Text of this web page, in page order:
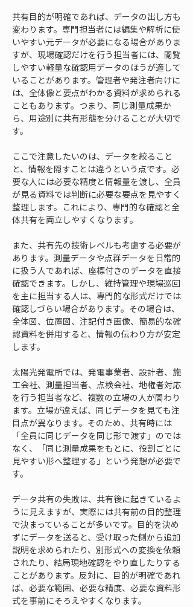
共有目的が明確であれば、データの出し方も
変わります。専門担当者には編集や解析に使
いやすい元データが必要になる場合がありま
すが、現場確認だけを行う担当者には、閲覧
しやすい軽量な確認用データのほうが適して
いることがあります。管理者や発注者向けに
は、全体像と要点がわかる資料が求められる
こともあります。つまり、同じ測量成果か
ら、用途別に共有形態を分けることが大切で
す。
ここで注意したいのは、データを絞ること
と、情報を隠すことは違うという点です。必
要な人には必要な精度と情報量を渡し、全員
が見る資料では判断に必要な要点を見やすく
整理します。これにより、専門的な確認と全
体共有を両立しやすくなります。
また、共有先の技術レベルも考慮する必要が
あります。測量データや点群データを日常的
に扱う人であれば、座標付きのデータを直接
確認できます。しかし、維持管理や現場巡回
を主に担当する人は、専門的な形式だけでは
確認しづらい場合があります。その場合は、
全体図、位置図、注記付き画像、簡易的な確
認資料を併用すると、情報の伝わり方が安定
します。
太陽光発電所では、発電事業者、設計者、施
工会社、測量担当者、点検会社、地権者対応
を行う担当者など、複数の立場の人が関わり
ます。立場が違えば、同じデータを見ても注
目点が異なります。そのため、共有時には
「全員に同じデータを同じ形で渡す」のでは
なく、「同じ測量成果をもとに、役割ごとに
見やすい形へ整理する」という発想が必要で
す。
データ共有の失敗は、共有後に起きているよ
うに見えますが、実際には共有前の目的整理
で決まっていることが多いです。目的を決め
ずにデータを送ると、受け取った側から追加
説明を求められたり、別形式への変換を依頼
されたり、結局現地確認をやり直したりする
ことがあります。反対に、目的が明確であれ
ば、必要な範囲、必要な精度、必要な資料形
式を事前にそろえやすくなります。